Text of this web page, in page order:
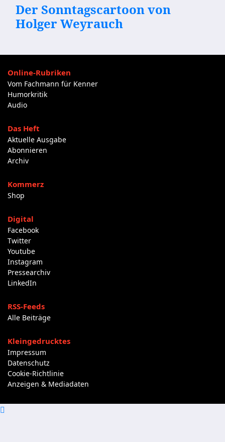
Der Sonntagscartoon von
Holger Weyrauch
Online-Rubriken
Vom Fachmann für Kenner
Humorkritik
Audio
Das Heft
Aktuelle Ausgabe
Abonnieren
Archiv
Kommerz
Shop
Digital
Facebook
Twitter
Youtube
Instagram
Pressearchiv
LinkedIn
RSS-Feeds
Alle Beiträge
Kleingedrucktes
Impressum
Datenschutz
Cookie-Richtlinie
Anzeigen & Mediadaten